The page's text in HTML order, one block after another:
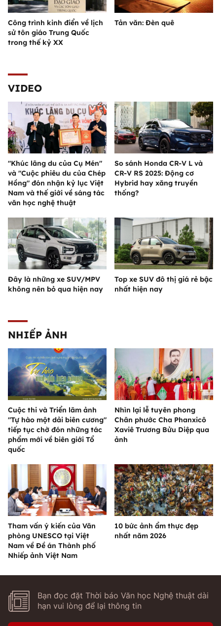
Công trình kinh điển về lịch
sử tôn giáo Trung Quốc
trong thế kỷ XX
Tản văn: Đèn quê
VIDEO
"Khúc lãng du của Cụ Mén"
và "Cuộc phiêu du của Chép
Hồng" đón nhận kỷ lục Việt
Nam và thế giới về sáng tác
văn học nghệ thuật
So sánh Honda CR-V L và
CR-V RS 2025: Động cơ
Hybrid hay xăng truyền
thống?
Đây là những xe SUV/MPV
không nên bỏ qua hiện nay
Top xe SUV đô thị giá rẻ bậc
nhất hiện nay
NHIẾP ẢNH
Cuộc thi và Triển lãm ảnh
"Tự hào một dải biên cương"
tiếp tục chờ đón những tác
phẩm mới về biên giới Tổ
quốc
Nhìn lại lễ tuyên phong
Chân phước Cha Phanxicô
Xaviê Trương Bửu Diệp qua
ảnh
Tham vấn ý kiến của Văn
phòng UNESCO tại Việt
Nam về Đề án Thành phố
Nhiếp ảnh Việt Nam
10 bức ảnh ẩm thực đẹp
nhất năm 2026
Bạn đọc đặt Thời báo Văn học Nghệ thuật dài
hạn vui lòng để lại thông tin